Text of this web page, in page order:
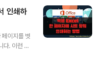
인쇄하
이지를 벗
다. 이런 경
이지 인